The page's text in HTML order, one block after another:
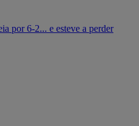
por 6-2... e esteve a perder